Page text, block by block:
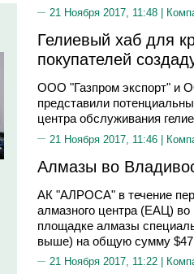
21 Ноября 2017, 11:48 |
Гелиевый хаб для
покупателей
ООО "Газпром экспорт" и
представили
центра обслуживания
21 Ноября 2017, 11:46 |
Алмазы во
АК "АЛРОСА" в течение
алмазного центра (ЕАЦ) во
площадке алмазы
выше) на общую сумму
21 Ноября 2017, 11:22 |